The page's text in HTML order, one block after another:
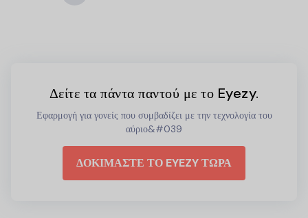
Δείτε τα πάντα παντού με το Eyezy.
Εφαρμογή για γονείς που συμβαδίζει με την τεχνολογία του
αύριο&#039
ΔΟΚΙΜΑΣΤΕ ΤΟ EYEZY ΤΩΡΑ